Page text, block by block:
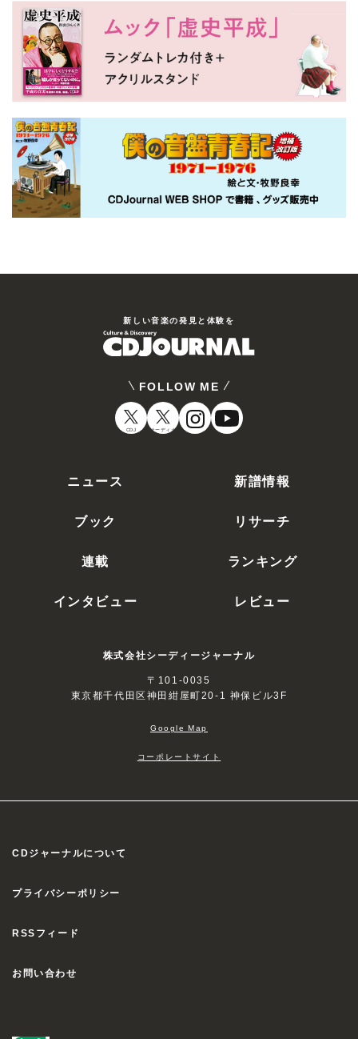
ィット声優養成所に入所。2014年より声
優活動を開始。2016年よりアニメ『タイム
ボカン』シリーズのカレン役をはじめ、
『ブレンド・S』『Re:ステージ! ドリ……
花江夏樹
1991年6月26日生まれ、神奈川県出身の日本
の男性声優。山寺宏一に憧れてて、ワークシ
ョップとオーディションののち、下積みをし
ながら声優の勉強を重ねる。2012年、アクロ
スエンタテインメントに正式に所属し、同年
1991年5月29日生まれ、東京都出身の声優／
歌手。中学時代の2004年に日本ナレーショ
ン演技研究所ジュニア声優クラスに入所。
メ・デビュー。以来、透明感ある声と卓越した
演技力を武器に『バクマン。』『……
1989年2月25日生まれ、東京都出身の女性声
んま大先生』『ガッコの先生』などに出演。
2006年のアニメ『ゼーガペイン』をきっかけ
『機動戦士ガンダムAGE』な……
1986年9月17日生まれ、北海道出身の声優。
愛称は“つぐつぐ”。代々木アニメーション専
門学校、日本ナレーション演技研究所を経
て、アイムエンタープライズに所属。2009年
声優デビュー。2011……
の錬金術士3～』で声優デビュー。以来、アニ
台、ラジオなどで活躍。『おおき……
2025年公開の『劇場版「鬼滅の刃」無限城編
第一章 猗窩座再来』をパッケージ。来たる
鬼との決戦に備え、「柱稽古」に挑んでいた
竈門炭治郎。産屋敷邸に現れた鬼舞辻?無惨
の手により鬼の根城「無限城」へと落…
劇場版 鬼滅の刃 無限城編 第一章 猗窩座再
来〈完全生産限定版・2枚組〉 [DVD]
ANZB-18501〜4 9,900円（税
2026/07/29 発売
鬼との決戦に備え、「柱稽古」に挑んでいた
劇場版 鬼滅の刃 無限城編 第一章 猗窩座再
来〈完全生産限定版・2枚組〉 [Blu-ray]
込）2026/07/29発売
鬼との決戦に備え、「柱稽古」に挑んでいた
竈門炭治郎。産屋敷邸に現れた鬼舞辻?無惨
鬼滅の宴-柱稽古編-〈完全生産限定版・2枚
ANZB-10366〜7 7,700円（税
花江夏樹や櫻井孝宏らTVアニメ『鬼滅の
刃』のキャスト陣が集結し、オリジナル朗読
劇と生アフレコを披露するイベント・シリー
ズ。本作では2025年5月4日にパシフィコ横
鬼滅の宴-柱稽古編-〈完全生産限定版・2枚
組〉 [Blu-ray]
花江夏樹や櫻井孝宏らTVアニメ『鬼滅の
新しい⾳楽の発⾒と体験を
FOLLOW ME
CDJ オーディオ
ニュース 新譜情報
ブック リサーチ
連載 ランキング
インタビュー レビュー
株式会社シーディージャーナル
〒101-0035
東京都千代田区神田紺屋町20-1 神保ビル3F
Google Map
コーポレートサイト
CDジャーナルについて
プライバシーポリシー
RSSフィード
お問い合わせ